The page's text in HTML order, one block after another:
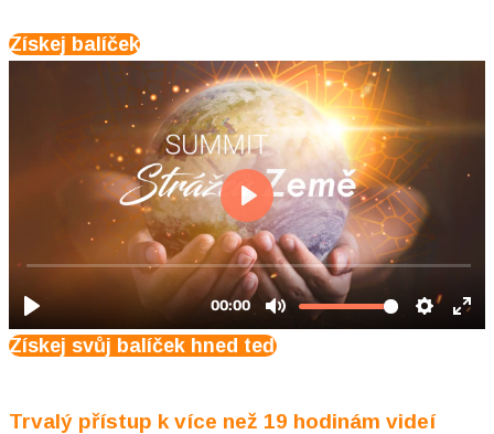
Získej balíček
Získej svůj balíček hned teď
Trvalý přístup k více než 19 hodinám videí